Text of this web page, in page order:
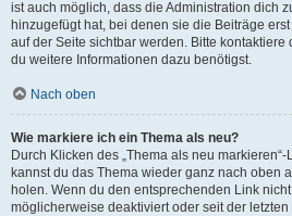
ist auch möglich, dass die Administration dich
hinzugefügt hat, bei denen sie die Beiträge
auf der Seite sichtbar werden. Bitte
du weitere Informationen dazu benötigst.
Nach oben
Wie markiere ich ein Thema als neu?
Durch Klicken des „Thema als neu
kannst du das Thema wieder ganz nach oben
holen. Wenn du den entsprechenden Link
möglicherweise deaktiviert oder seit der